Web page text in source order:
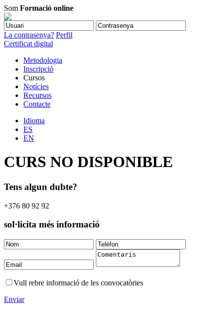
Som Formació online
La contrasenya? Perfil
Certificat digital
Metodologia
Inscripció
Cursos
Notícies
Recursos
Contacte
Idioma
ES
EN
CURS NO DISPONIBLE
Tens algun dubte?
+376 80 92 92
sol·licita més informació
Vull rebre informació de les convocatòries
Enviar